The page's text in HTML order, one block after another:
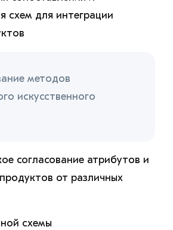
схем для интеграции
методов
искусственного
согласование атрибутов и
от различных
схемы